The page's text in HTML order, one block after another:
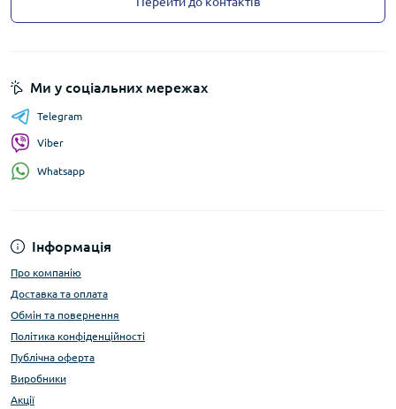
Інформація
Про компанію
Доставка та оплата
Обмін та повернення
Політика конфіденційності
Публічна оферта
Виробники
Акції
Ми у соціальних мережах
Telegram
Viber
Whatsapp